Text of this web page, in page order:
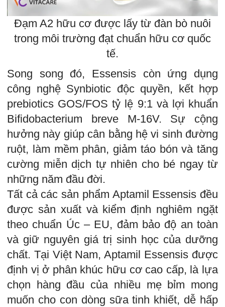
Đạm A2 hữu cơ được lấy từ đàn bò nuôi
trong môi trường đạt chuẩn hữu cơ quốc
tế.
Song song đó, Essensis còn ứng dụng
công nghệ Synbiotic độc quyền, kết hợp
prebiotics GOS/FOS tỷ lệ 9:1 và lợi khuẩn
Bifidobacterium breve M-16V. Sự cộng
hưởng này giúp cân bằng hệ vi sinh đường
ruột, làm mềm phân, giảm táo bón và tăng
cường miễn dịch tự nhiên cho bé ngay từ
những năm đầu đời.
Tất cả các sản phẩm Aptamil Essensis đều
được sản xuất và kiểm định nghiêm ngặt
theo chuẩn Úc – EU, đảm bảo độ an toàn
và giữ nguyên giá trị sinh học của dưỡng
chất. Tại Việt Nam, Aptamil Essensis được
định vị ở phân khúc hữu cơ cao cấp, là lựa
chọn hàng đầu của nhiều mẹ bỉm mong
muốn cho con dòng sữa tinh khiết, dễ hấp